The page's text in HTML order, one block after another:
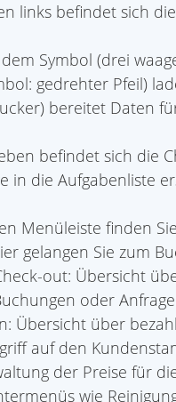
links befindet sich
Symbol (drei
gedrehter Pfeil)
bereitet Daten
befindet sich die
in die Aufgabenliste
Menüleiste finden
gelangen Sie zum
out: Übersicht
oder
Übersicht über
auf den
der Preise für
wie